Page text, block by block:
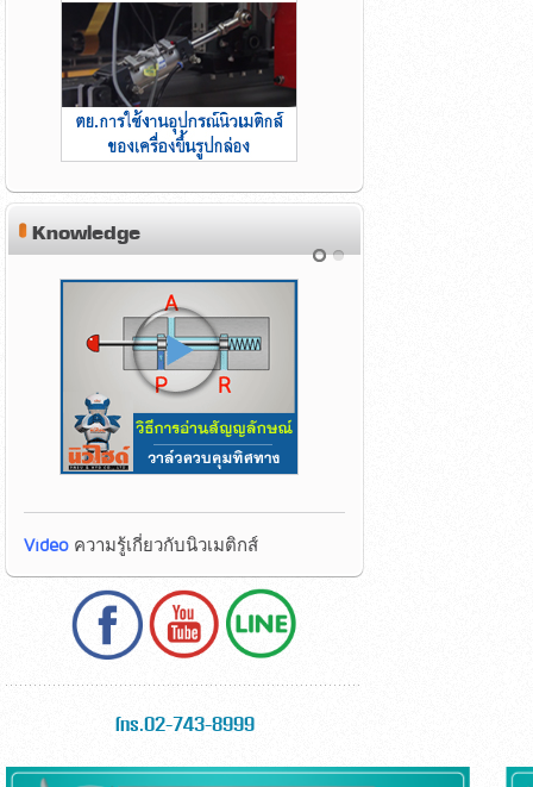
Knowledge
Videoความรู้เกี่ยวกับนิวเมติกส์
โทร.02-743-8999